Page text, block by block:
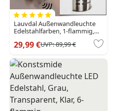
Lauvdal Außenwandleuchte
Edelstahlfarben, 1-flammig,
29,99 €UVP:89,99 €